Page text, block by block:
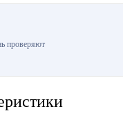
проверяют